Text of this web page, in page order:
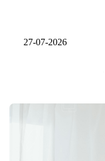
27-07-2026